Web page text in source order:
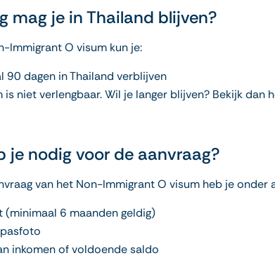
mag je in Thailand blijven?
Immigrant O visum kun je:
90 dagen in Thailand verblijven
is niet verlengbaar. Wil je langer blijven? Bekijk
je nodig voor de aanvraag?
van het Non-Immigrant O visum heb je onder
(minimaal 6 maanden geldig)
inkomen of voldoende saldo